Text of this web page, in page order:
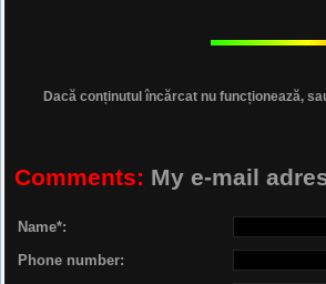
Dacă conținutul încărcat nu funcționează,
Comments: My e-mail
Name*:
Phone number: